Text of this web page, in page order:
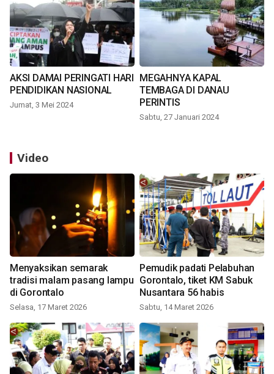
AKSI DAMAI PERINGATI HARI
PENDIDIKAN NASIONAL
Jumat, 3 Mei 2024
MEGAHNYA KAPAL
TEMBAGA DI DANAU
PERINTIS
Sabtu, 27 Januari 2024
Video
Menyaksikan semarak
tradisi malam pasang lampu
di Gorontalo
Selasa, 17 Maret 2026
Pemudik padati Pelabuhan
Gorontalo, tiket KM Sabuk
Nusantara 56 habis
Sabtu, 14 Maret 2026